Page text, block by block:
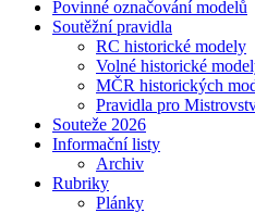
Povinné označování modelů
Soutěžní pravidla
RC historické modely
Volné historické
MČR historických
Pravidla pro
Souteže 2026
Informační listy
Archiv
Rubriky
Plánky